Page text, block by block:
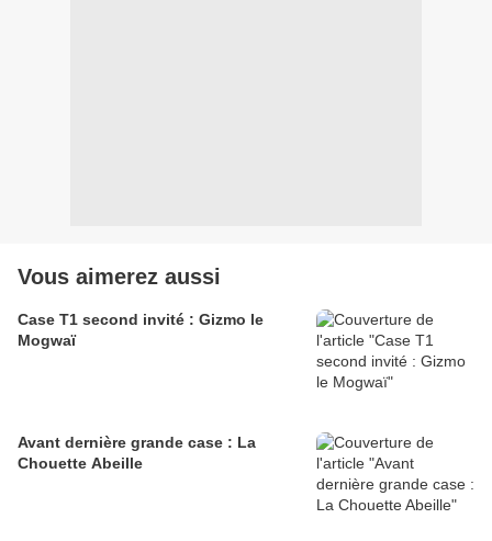
Vous aimerez aussi
Case T1 second invité : Gizmo le
Mogwaï
Avant dernière grande case : La
Chouette Abeille